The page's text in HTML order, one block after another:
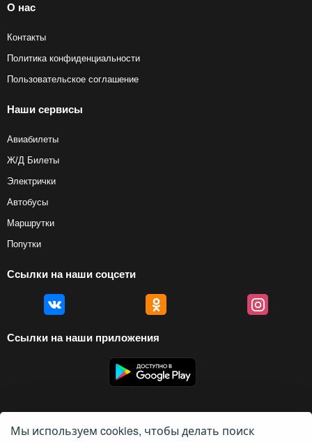
О нас
Контакты
Политика конфиденциальности
Пользовательское соглашение
Наши сервисы
Авиабилеты
Ж/Д Билеты
Электрички
Автобусы
Маршрутки
Попутки
Ссылки на наши соцсети
Ссылки на наши приложения
© 2012 — 2026, Biletyplus, ООО «Инновэйтив Трэвел Текнолоджиз». Все
права защищены. Использование этого сайта означает принятие правил
Мы используем cookies, чтобы делать поиск